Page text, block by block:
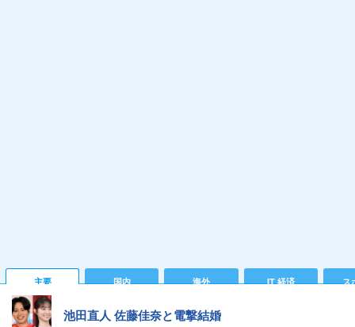
主要 国内 海外 IT 経済 ス
池田直人 佐藤佳奈と電撃結婚